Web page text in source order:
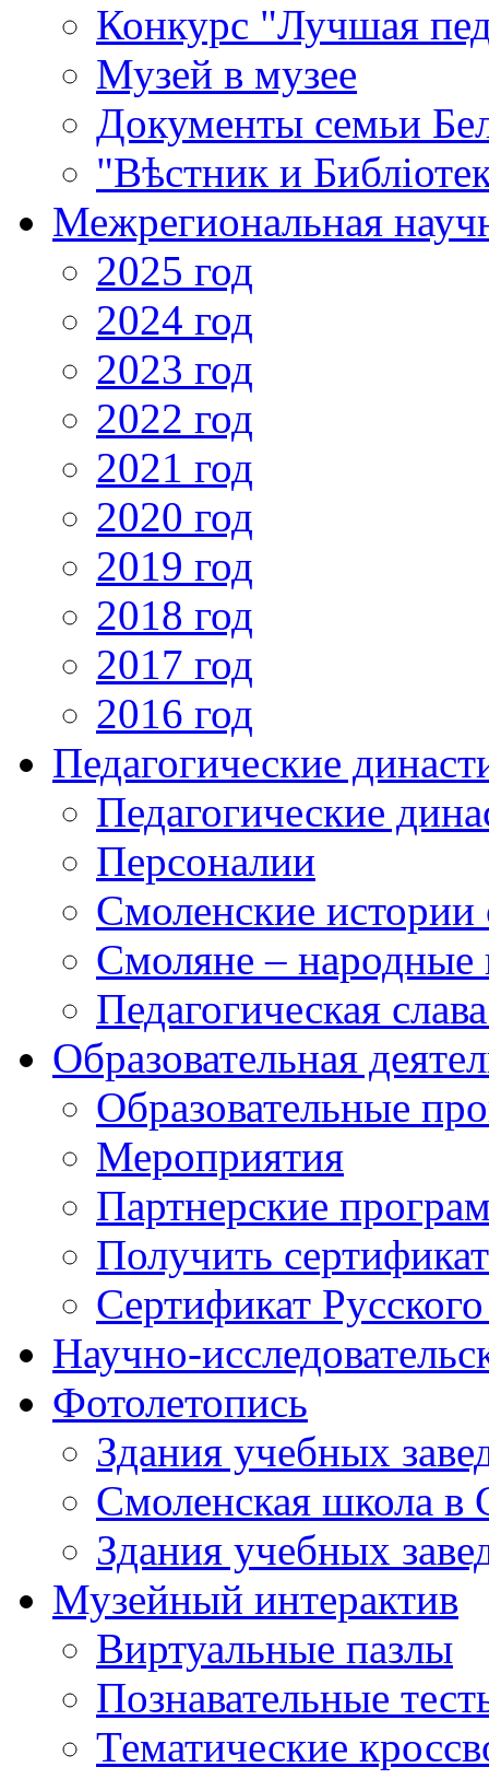
Конкурс "Лучшая
Музей в музее
Документы семьи
"Вѣстник и
Межрегиональная
2025 год
2024 год
2023 год
2022 год
2021 год
2020 год
2019 год
2018 год
2017 год
2016 год
Педагогические
Педагогические
Персоналии
Смоленские
Смоляне – народные
Педагогическая
Образовательная
Образовательные
Мероприятия
Партнерские
Получить сертификат
Сертификат
Научно-
Фотолетопись
Здания учебных
Смоленская школа в
Здания учебных
Музейный интерактив
Виртуальные пазлы
Познавательные
Тематические